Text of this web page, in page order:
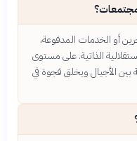
أو الخدمات المدفوعة،
الذاتية. على مستوى
بين الأجيال ويخلق فجوة في